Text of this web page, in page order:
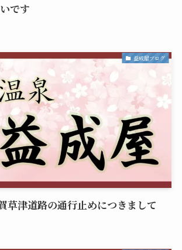
です
益成屋ブログ
草津道路の通行止めにつきまして